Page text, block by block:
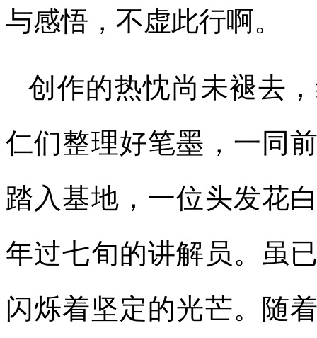
与感悟，不虚此行啊。
创作的热忱尚未褪去
仁们整理好笔墨，一同
踏入基地，一位头发花
年过七旬的讲解员。虽
闪烁着坚定的光芒。随